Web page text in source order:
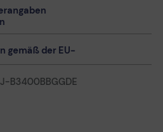
gemäß der EU-
B3400BBGGDE